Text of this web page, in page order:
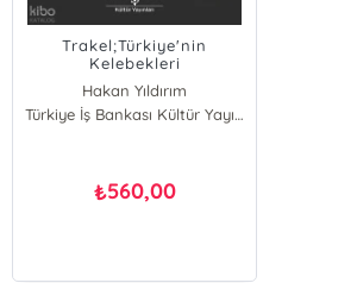
Trakel;Türkiye'nin
Kelebekleri
Hakan Yıldırım
Ömer L. Furtun
Kaan Yılmaz
Türkiye İş Bankası Kültür Yayınları
₺560,00